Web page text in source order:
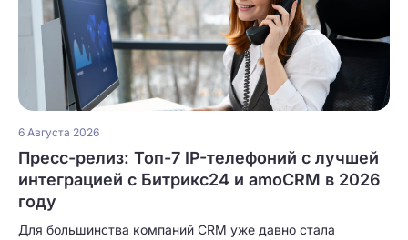
6 Августа 2026
Пресс-релиз: Топ-7 IP-телефоний с лучшей
интеграцией с Битрикс24 и amoCRM в 2026
году
Для большинства компаний CRM уже давно стала